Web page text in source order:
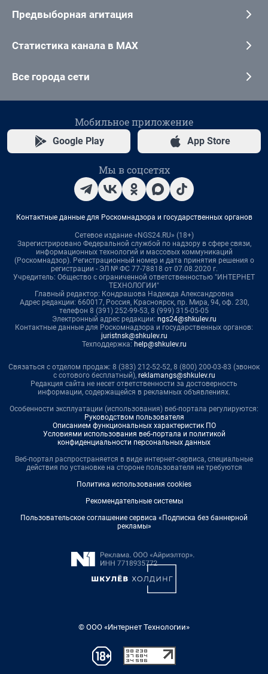
Предвыборная агитация
Статистика канала в MAX
Все города сети
Мобильное приложение
Google Play App Store
Мы в соцсетях
Контактные данные для Роскомнадзора и государственных органов
Сетевое издание «NGS24.RU» (18+)
Зарегистрировано Федеральной службой по надзору в сфере связи,
информационных технологий и массовых коммуникаций
(Роскомнадзор). Регистрационный номер и дата принятия решения о
регистрации - ЭЛ № ФС 77-78818 от 07.08.2020 г.
Учредитель: Общество с ограниченной ответственностью "ИНТЕРНЕТ
ТЕХНОЛОГИИ"
Главный редактор: Кондрашова Надежда Александровна
Адрес редакции: 660017, Россия, Красноярск, пр. Мира, 94, оф. 230,
телефон 8 (391) 252-99-53, 8 (999) 315-05-05
Электронный адрес редакции: ngs24@shkulev.ru
Контактные данные для Роскомнадзора и государственных органов:
juristnsk@shkulev.ru
Техподдержка: help@shkulev.ru
Связаться с отделом продаж: 8 (383) 212-52-52, 8 (800) 200-03-83 (звонок
с сотового бесплатный), reklamangs@shkulev.ru
Редакция сайта не несет ответственности за достоверность
информации, содержащейся в рекламных объявлениях.
Особенности эксплуатации (использования) веб-портала регулируются:
Руководством пользователя
Описанием функциональных характеристик ПО
Условиями использования веб-портала и политикой
конфиденциальности персональных данных
Веб-портал распространяется в виде интернет-сервиса, специальные
действия по установке на стороне пользователя не требуются
Политика использования cookies
Рекомендательные системы
Пользовательское соглашение сервиса «Подписка без баннерной
рекламы»
© ООО «Интернет Технологии»